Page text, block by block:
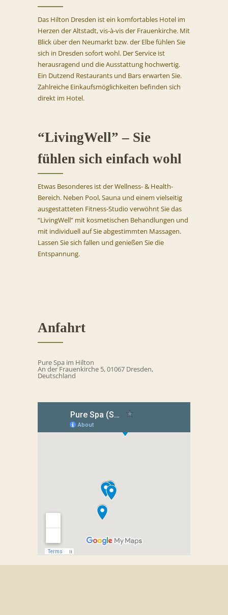
Das Hilton Dresden ist ein komfortables Hotel im
Herzen der Altstadt, vis-à-vis der Frauenkirche. Mit
Blick über den Neumarkt bzw. der Elbe fühlen Sie
sich in Dresden sofort wohl. Der Service ist
herausragend und die Ausstattung hochwertig.
Ein Dutzend Restaurants und Bars erwarten Sie.
Zahlreiche Einkaufsmöglichkeiten befinden sich
direkt im Hotel.
“LivingWell” – Sie
fühlen sich einfach wohl
Etwas Besonderes ist der Wellness- & Health-
Bereich. Neben Pool, Sauna und einem vielseitig
ausgestatteten Fitness-Studio verwöhnt Sie das
“LivingWell” mit kosmetischen Behandlungen und
mit individuell auf Sie abgestimmten Massagen.
Lassen Sie sich fallen und genießen Sie die
Entspannung.
Anfahrt
Pure Spa im Hilton
An der Frauenkirche 5, 01067 Dresden,
Deutschland